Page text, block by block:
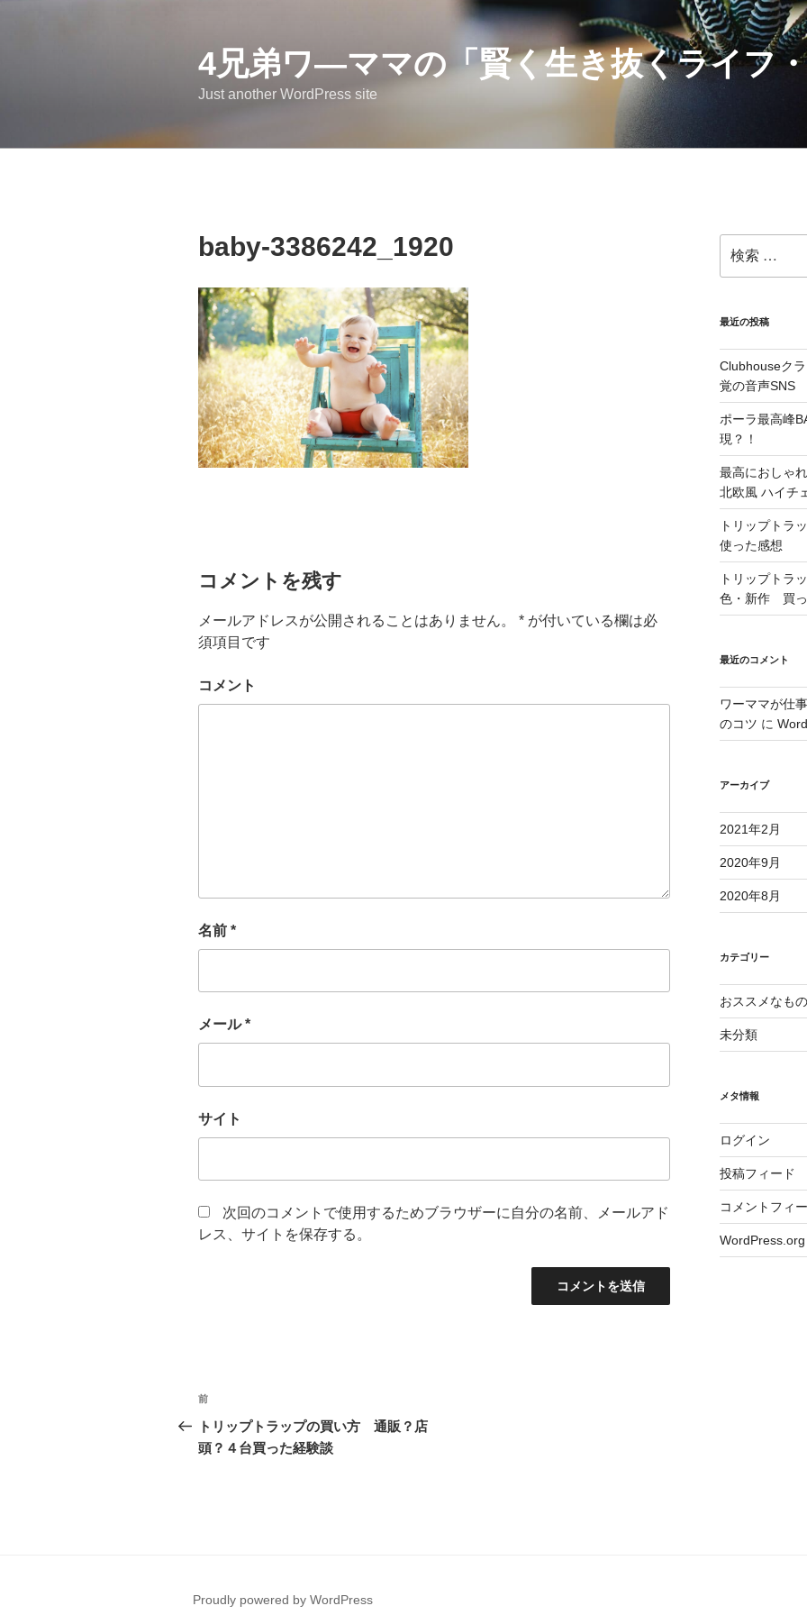
4兄弟ワ―ママの「賢く生き抜くライフ
Just another WordPress site
baby-3386242_1920
コメントを残す
メールアドレスが公開されることはありません。 * が付いている欄は必
須項目です
コメント
名前 *
メール*
サイト
次回のコメントで使用するためブラウザーに自分の名前、メールアド
レス、サイトを保存する。
投
稿
ナ
シ
過
去
の
前
トリップトラップの買い方 通販？店
頭？４台買った経験談
索:
最近の投稿
Clubhouseク
覚の音声SNS
ポーラ最高峰
現？！
最高におしゃ
北欧風 ハイチ
トリップトラ
使った感想
トリップト
色・新作 買
最近のコメント
ワーママが仕
のコツ に
アーカイブ
2021年2月
2020年9月
2020年8月
カテゴリー
おススメなもの
未分類
メタ情報
ログイン
投稿フィード
コメントフィ
WordPress.org
Proudly powered by WordPress